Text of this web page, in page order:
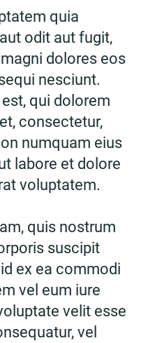
quia
odit aut fugit,
dolores eos
nesciunt.
qui dolorem
consectetur,
numquam eius
labore et dolore
voluptatem.
quis nostrum
suscipit
ex ea commodi
vel eum iure
velit esse
vel